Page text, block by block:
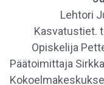
Lehtori
Kasvatustiet.
Opiskelija
Päätoimittaja